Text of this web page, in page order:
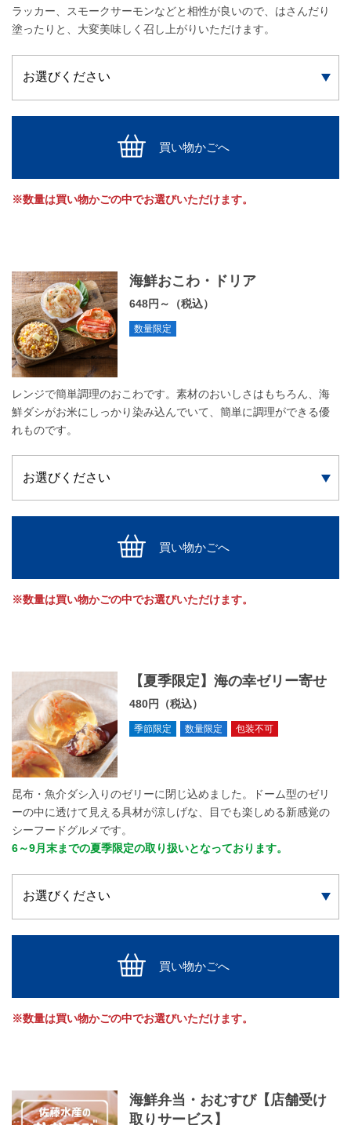
ラッカー、スモークサーモンなどと相性が良いので、はさんだり
塗ったりと、大変美味しく召し上がりいただけます。
買い物かごへ
※数量は買い物かごの中でお選びいただけます。
海鮮おこわ・ドリア
648円～（税込）
数量限定
レンジで簡単調理のおこわです。素材のおいしさはもちろん、海
鮮ダシがお米にしっかり染み込んでいて、簡単に調理ができる優
れものです。
買い物かごへ
※数量は買い物かごの中でお選びいただけます。
【夏季限定】海の幸ゼリー寄せ
480円（税込）
季節限定 数量限定 包装不可
昆布・魚介ダシ入りのゼリーに閉じ込めました。ドーム型のゼリ
ーの中に透けて見える具材が涼しげな、目でも楽しめる新感覚の
シーフードグルメです。
6～9月末までの夏季限定の取り扱いとなっております。
買い物かごへ
※数量は買い物かごの中でお選びいただけます。
海鮮弁当・おむすび【店舗受け
取りサービス】